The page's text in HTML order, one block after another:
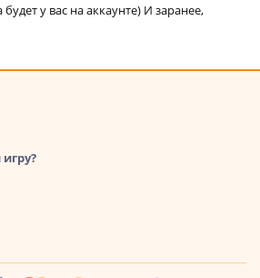
у вас на аккаунте) И заранее,